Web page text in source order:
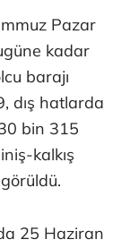
Pazar
kadar
barajı
dış hatlarda
bin 315
kalkış
25 Haziran